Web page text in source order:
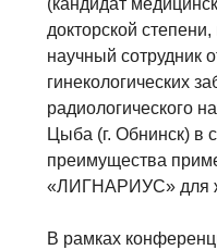
докторской
научный сотрудник
гинекологических
радиологического
Цыба (г. Обнинск) в
преимущества
«ЛИГНАРИУС» для
В рамках